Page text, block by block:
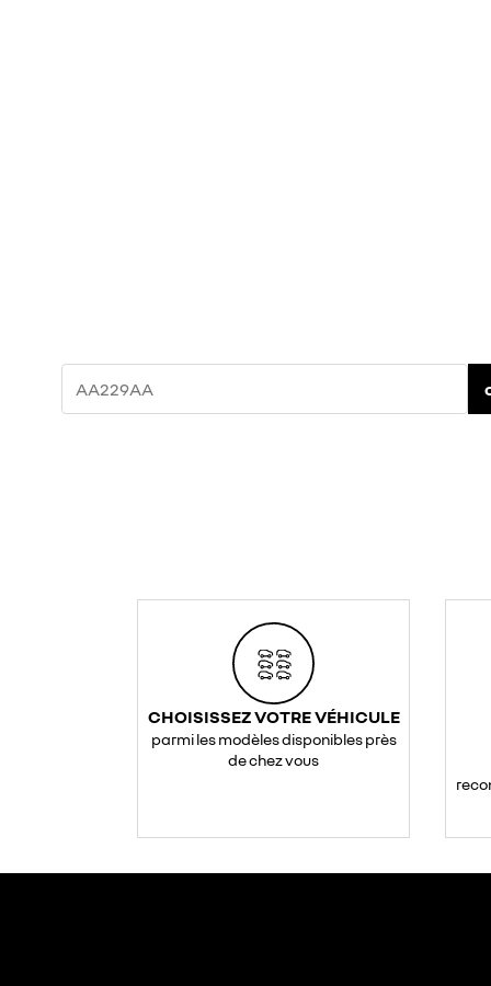
CHOISISSEZ VOTRE VÉHICULE
parmi les modèles disponibles près
de chez vous